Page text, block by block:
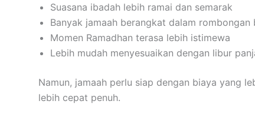
Suasana ibadah lebih ramai dan semarak
Banyak jamaah berangkat dalam rombongan
Momen Ramadhan terasa lebih istimewa
Lebih mudah menyesuaikan dengan libur
Namun, jamaah perlu siap dengan biaya yang
lebih cepat penuh.